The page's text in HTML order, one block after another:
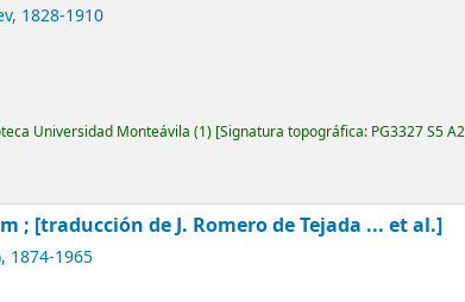
, 1828-1910
Universidad Monteávila (1) Signatura topográfica: PG3327 S5
; [traducción de J. Romero de Tejada ... et al.]
, 1874-1965